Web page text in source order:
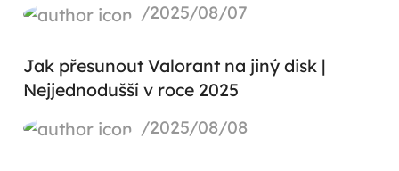
/2025/08/07
Jak přesunout Valorant na jiný disk |
Nejjednodušší v roce 2025
/2025/08/08